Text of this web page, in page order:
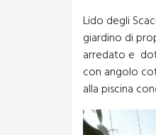
Lido degli
giardino di
arredato e
con angolo
alla piscina